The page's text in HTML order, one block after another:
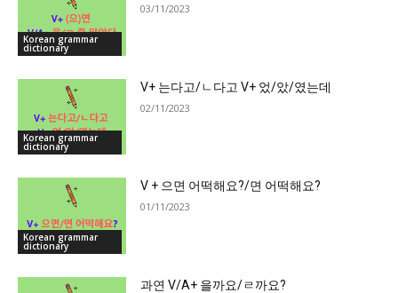
Korean grammar
dictionary
03/11/2023
Korean grammar
dictionary
V+ 는다고/ㄴ다고 V+ 었/았/였는데
02/11/2023
Korean grammar
dictionary
V + 으면 어떡해요?/면 어떡해요?
01/11/2023
과연 V/A+ 을까요/ㄹ까요?